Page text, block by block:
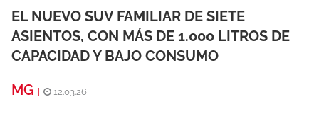
EL NUEVO SUV FAMILIAR DE SIETE
ASIENTOS, CON MÁS DE 1.000 LITROS DE
CAPACIDAD Y BAJO CONSUMO
MG
12.03.26